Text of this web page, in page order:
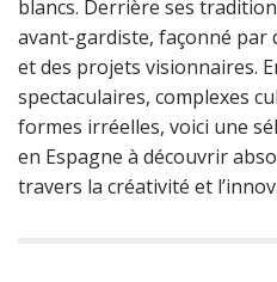
blancs. Derrière ses
avant-gardiste, façonné par
et des projets visionnaires.
spectaculaires, complexes
formes irréelles, voici une
en Espagne à découvrir
travers la créativité et